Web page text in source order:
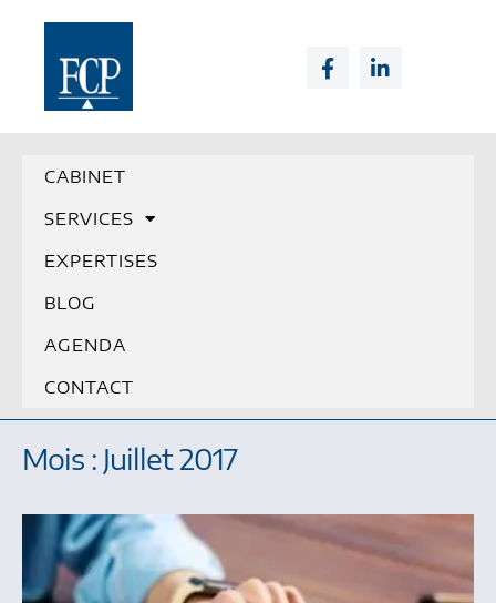
CABINET
SERVICES
EXPERTISES
BLOG
AGENDA
CONTACT
Mois : Juillet 2017